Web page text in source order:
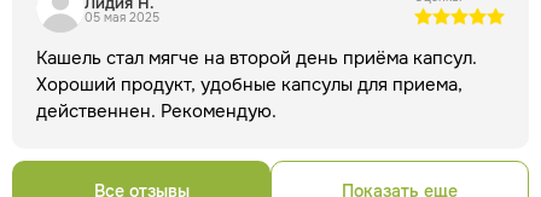
05 мая 2025
Кашель стал мягче на второй день приёма капсул.
Хороший продукт, удобные капсулы для приема,
действеннен. Рекомендую.
Все отзывы Показать еще